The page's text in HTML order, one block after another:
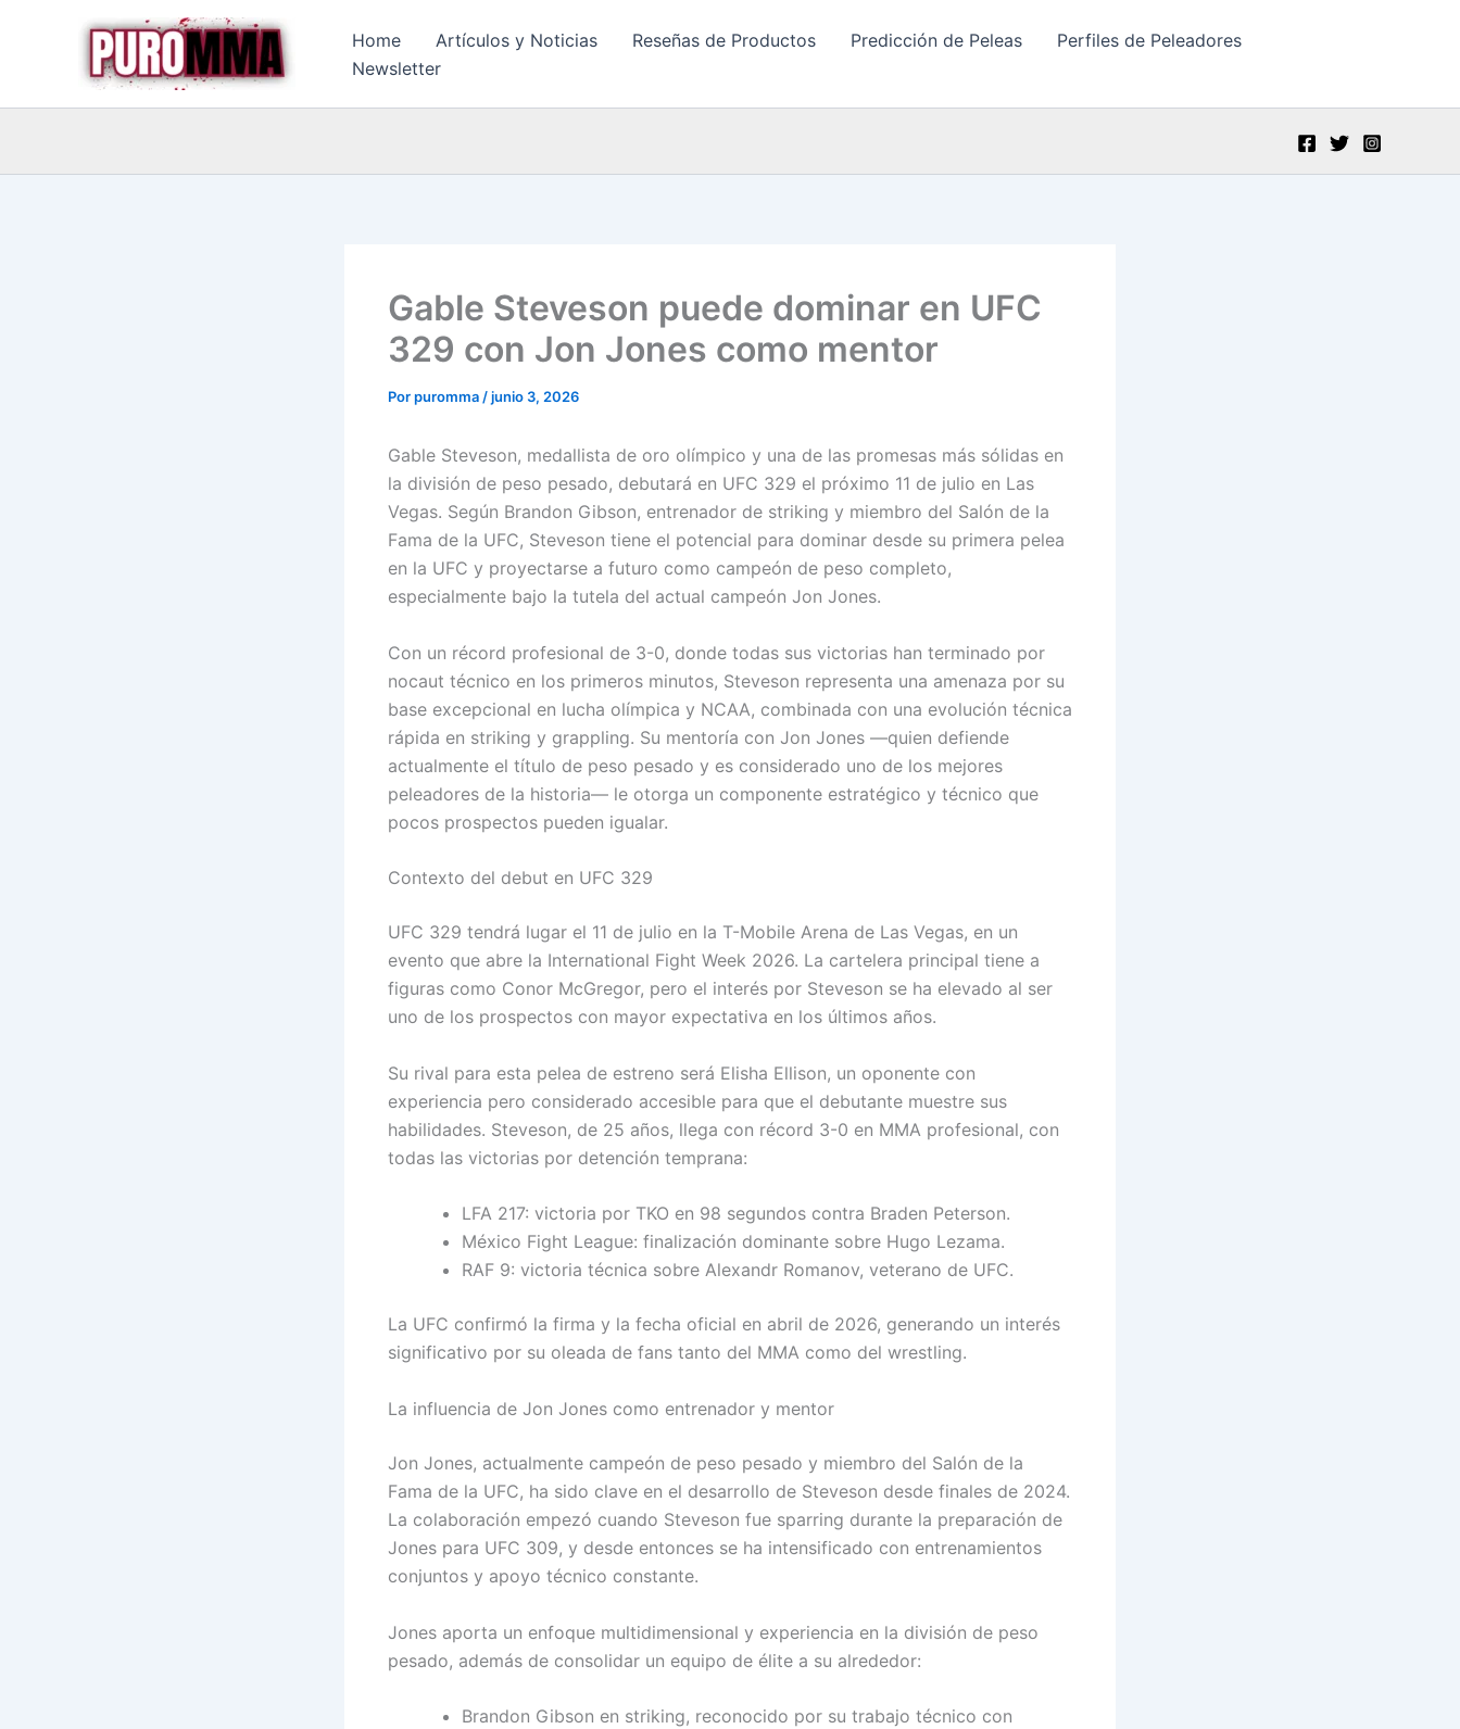
Home Artículos y Noticias Reseñas de Productos Predicción de Peleas
Perfiles de Peleadores
Newsletter
Gable Steveson puede dominar en UFC
329 con Jon Jones como mentor
Porpuromma /junio 3, 2026
Gable Steveson, medallista de oro olímpico y una de las promesas más sólidas en
la división de peso pesado, debutará en UFC 329 el próximo 11 de julio en Las
Vegas. Según Brandon Gibson, entrenador de striking y miembro del Salón de la
Fama de la UFC, Steveson tiene el potencial para dominar desde su primera pelea
en la UFC y proyectarse a futuro como campeón de peso completo,
especialmente bajo la tutela del actual campeón Jon Jones.
Con un récord profesional de 3-0, donde todas sus victorias han terminado por
nocaut técnico en los primeros minutos, Steveson representa una amenaza por su
base excepcional en lucha olímpica y NCAA, combinada con una evolución técnica
rápida en striking y grappling. Su mentoría con Jon Jones —quien defiende
actualmente el título de peso pesado y es considerado uno de los mejores
peleadores de la historia— le otorga un componente estratégico y técnico que
pocos prospectos pueden igualar.
Contexto del debut en UFC 329
UFC 329 tendrá lugar el 11 de julio en la T-Mobile Arena de Las Vegas, en un
evento que abre la International Fight Week 2026. La cartelera principal tiene a
figuras como Conor McGregor, pero el interés por Steveson se ha elevado al ser
uno de los prospectos con mayor expectativa en los últimos años.
Su rival para esta pelea de estreno será Elisha Ellison, un oponente con
experiencia pero considerado accesible para que el debutante muestre sus
habilidades. Steveson, de 25 años, llega con récord 3-0 en MMA profesional, con
todas las victorias por detención temprana:
LFA 217: victoria por TKO en 98 segundos contra Braden Peterson.
México Fight League: finalización dominante sobre Hugo Lezama.
RAF 9: victoria técnica sobre Alexandr Romanov, veterano de UFC.
La UFC confirmó la firma y la fecha oficial en abril de 2026, generando un interés
significativo por su oleada de fans tanto del MMA como del wrestling.
La influencia de Jon Jones como entrenador y mentor
Jon Jones, actualmente campeón de peso pesado y miembro del Salón de la
Fama de la UFC, ha sido clave en el desarrollo de Steveson desde finales de 2024.
La colaboración empezó cuando Steveson fue sparring durante la preparación de
Jones para UFC 309, y desde entonces se ha intensificado con entrenamientos
conjuntos y apoyo técnico constante.
Jones aporta un enfoque multidimensional y experiencia en la división de peso
pesado, además de consolidar un equipo de élite a su alrededor:
Brandon Gibson en striking, reconocido por su trabajo técnico con